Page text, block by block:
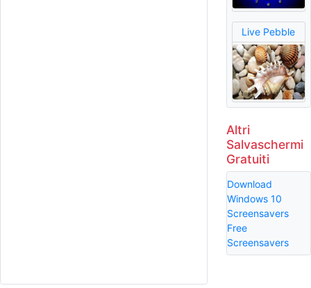
Live Pebble
Altri
Salvaschermi
Gratuiti
Download
Windows 10
Screensavers
Free
Screensavers